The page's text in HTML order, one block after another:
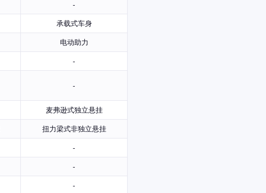
-
承载式车身
电动助力
-
-
麦弗逊式独立悬挂
扭力梁式非独立悬挂
-
-
-